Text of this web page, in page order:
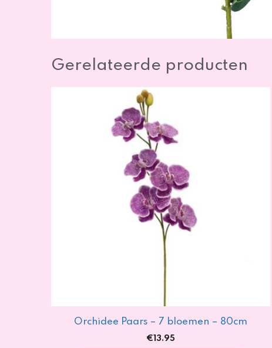
Gerelateerde producten
Orchidee Paars – 7 bloemen – 80cm
€ 13.95